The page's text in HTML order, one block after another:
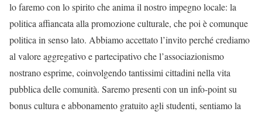
lo faremo con lo spirito che anima il nostro impegno locale: la
politica affiancata alla promozione culturale, che poi è comunque
politica in senso lato. Abbiamo accettato l’invito perché crediamo
al valore aggregativo e partecipativo che l’associazionismo
nostrano esprime, coinvolgendo tantissimi cittadini nella vita
pubblica delle comunità. Saremo presenti con un info-point su
bonus cultura e abbonamento gratuito agli studenti, sentiamo la